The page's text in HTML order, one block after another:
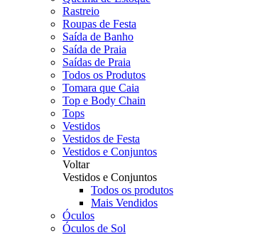
Rastreio
Roupas de Festa
Saída de Banho
Saída de Praia
Saídas de Praia
Todos os Produtos
Tomara que Caia
Top e Body Chain
Tops
Vestidos
Vestidos de Festa
Vestidos e Conjuntos
Voltar
Vestidos e Conjuntos
Todos os produtos
Mais Vendidos
Óculos
Óculos de Sol